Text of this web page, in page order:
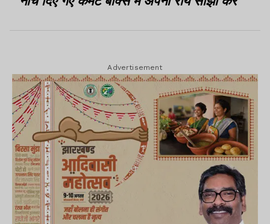
Advertisement